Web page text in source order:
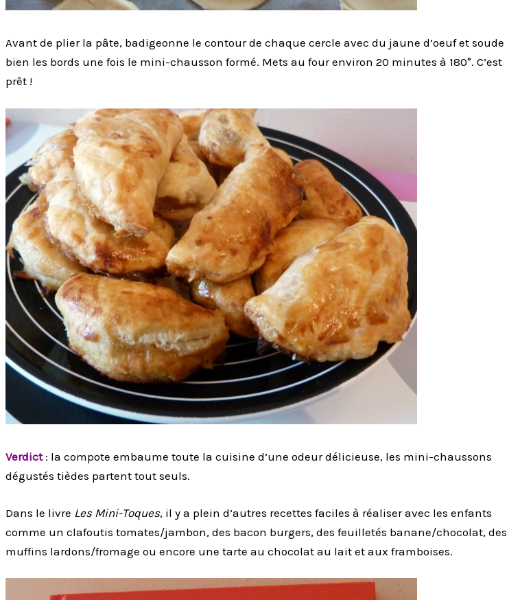
Avant de plier la pâte, badigeonne le contour de chaque cercle avec du jaune d’oeuf et soude
bien les bords une fois le mini-chausson formé. Mets au four environ 20 minutes à 180°. C’est
prêt !
Verdict: la compote embaume toute la cuisine d’une odeur délicieuse, les mini-chaussons
dégustés tièdes partent tout seuls.
Dans le livre Les Mini-Toques, il y a plein d’autres recettes faciles à réaliser avec les enfants
comme un clafoutis tomates/jambon, des bacon burgers, des feuilletés banane/chocolat, des
muffins lardons/fromage ou encore une tarte au chocolat au lait et aux framboises.